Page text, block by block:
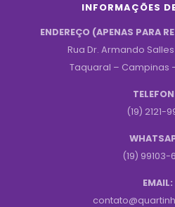
INFORMAÇÕES
ENDEREÇO (APENAS PARA
Rua Dr. Armando
Taquaral – Campinas –
(19) 2121-
(19) 99103-
EMAIL: